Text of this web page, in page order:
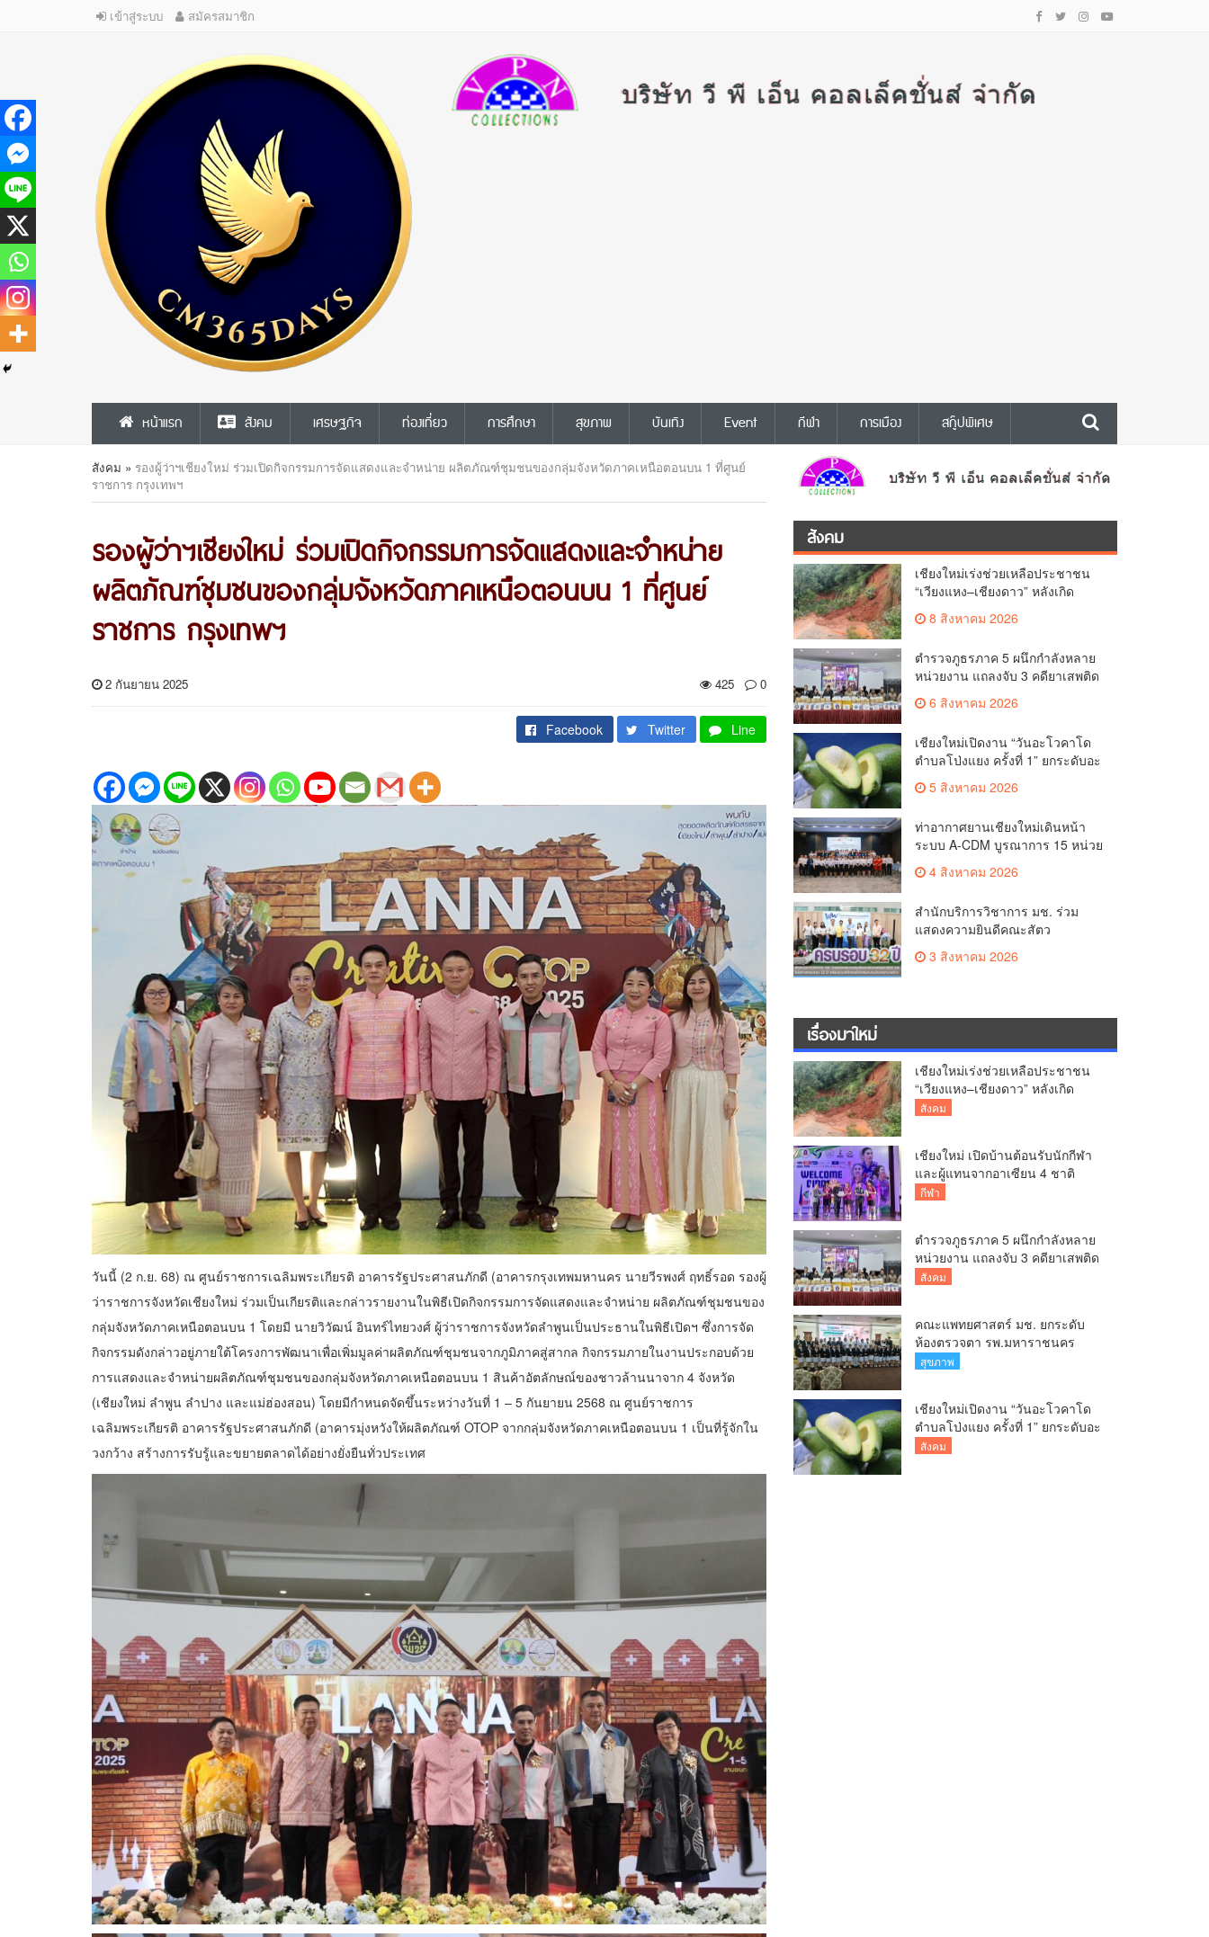
เข้าสู่ระบบ สมัครสมาชิก
หน้าแรก สังคม เศรษฐกิจ ท่องเที่ยว การศึกษา สุขภาพ บันเทิง Event กีฬา การเมือง สกู๊ปพิเศษ
สังคม » รองผู้ว่าฯเชียงใหม่ ร่วมเปิดกิจกรรมการจัดแสดงและจำหน่าย ผลิตภัณฑ์ชุมชนของกลุ่มจังหวัดภาคเหนือตอนบน 1 ที่ศูนย์
ราชการ กรุงเทพฯ
รองผู้ว่าฯเชียงใหม่ ร่วมเปิดกิจกรรมการจัดแสดงและจำหน่าย
ผลิตภัณฑ์ชุมชนของกลุ่มจังหวัดภาคเหนือตอนบน 1 ที่ศูนย์
ราชการ กรุงเทพฯ
2 กันยายน 2025 425 0
Facebook Twitter Line
วันนี้ (2 ก.ย. 68) ณ ศูนย์ราชการเฉลิมพระเกียรติ อาคารรัฐประศาสนภักดี (อาคารกรุงเทพมหานคร นายวีรพงศ์ ฤทธิ์รอด รองผู้
ว่าราชการจังหวัดเชียงใหม่ ร่วมเป็นเกียรติและกล่าวรายงานในพิธีเปิดกิจกรรมการจัดแสดงและจำหน่าย ผลิตภัณฑ์ชุมชนของ
กลุ่มจังหวัดภาคเหนือตอนบน 1 โดยมี นายวิวัฒน์ อินทร์ไทยวงศ์ ผู้ว่าราชการจังหวัดลำพูนเป็นประธานในพิธีเปิดฯ ซึ่งการจัด
กิจกรรมดังกล่าวอยู่ภายใต้โครงการพัฒนาเพื่อเพิ่มมูลค่าผลิตภัณฑ์ชุมชนจากภูมิภาคสู่สากล กิจกรรมภายในงานประกอบด้วย
การแสดงและจำหน่ายผลิตภัณฑ์ชุมชนของกลุ่มจังหวัดภาคเหนือตอนบน 1 สินค้าอัตลักษณ์ของชาวล้านนาจาก 4 จังหวัด
(เชียงใหม่ ลำพูน ลำปาง และแม่ฮ่องสอน) โดยมีกำหนดจัดขึ้นระหว่างวันที่ 1 – 5 กันยายน 2568 ณ ศูนย์ราชการ
เฉลิมพระเกียรติ อาคารรัฐประศาสนภักดี (อาคารมุ่งหวังให้ผลิตภัณฑ์ OTOP จากกลุ่มจังหวัดภาคเหนือตอนบน 1 เป็นที่รู้จักใน
วงกว้าง สร้างการรับรู้และขยายตลาดได้อย่างยั่งยืนทั่วประเทศ
สังคม
เชียงใหม่เร่งช่วยเหลือประชาชน
“เวียงแหง–เชียงดาว” หลังเกิด
8 สิงหาคม 2026
ตำรวจภูธรภาค 5 ผนึกกำลังหลาย
หน่วยงาน แถลงจับ 3 คดียาเสพติด
เม็ด เฮโรอีน 8.62 กิโลกรัม
6 สิงหาคม 2026
เชียงใหม่เปิดงาน “วันอะโวคาโด
ตำบลโป่งแยง ครั้งที่ 1” ยกระดับอะ
และแหล่งท่องเที่ยวเชิงเกษตร
5 สิงหาคม 2026
ท่าอากาศยานเชียงใหม่เดินหน้า
ระบบ A-CDM บูรณาการ 15 หน่วย
และบริการผู้โดยสาร
4 สิงหาคม 2026
สำนักบริการวิชาการ มช. ร่วม
แสดงความยินดีคณะสัตว
รอบ 32 ปี พร้อมร่วมพิธีทอดผ้าป่า
3 สิงหาคม 2026
เรื่องมาใหม่
เชียงใหม่เร่งช่วยเหลือประชาชน
“เวียงแหง–เชียงดาว” หลังเกิด
อุทกภัย
สังคม
เชียงใหม่ เปิดบ้านต้อนรับนักกีฬา
และผู้แทนจากอาเซียน 4 ชาติ
สร้างความประทับใจก่อนเปิดศึก
กีฬา
ตำรวจภูธรภาค 5 ผนึกกำลังหลาย
หน่วยงาน แถลงจับ 3 คดียาเสพติด
รายสำคัญ ยึดยาบ้ากว่า 3.2 ล้าน
สังคม
คณะแพทยศาสตร์ มช. ยกระดับ
ห้องตรวจตา รพ.มหาราชนคร
เชียงใหม่ เพิ่มห้องตรวจ-นำ
สุขภาพ
เชียงใหม่เปิดงาน “วันอะโวคาโด
ตำบลโป่งแยง ครั้งที่ 1” ยกระดับอะ
โวคาโดคุณภาพ สู่ผลไม้เศรษฐกิจ
สังคม